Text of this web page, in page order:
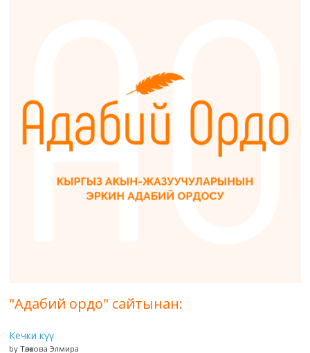
"Адабий ордо" сайтынан:
Кечки күү
by Төлөкова Элмира